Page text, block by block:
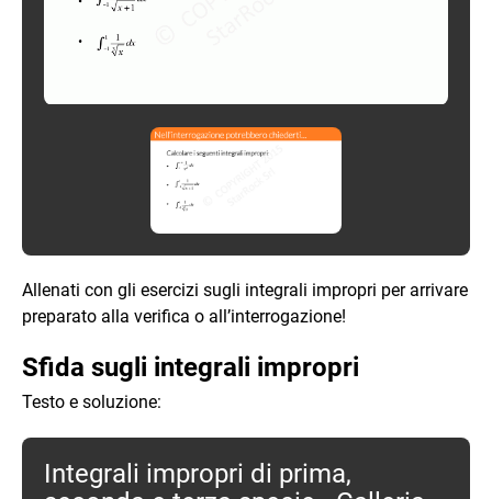
Allenati con gli esercizi sugli integrali impropri per arrivare
preparato alla verifica o all’interrogazione!
Sfida sugli integrali impropri
Testo e soluzione:
Integrali impropri di prima,